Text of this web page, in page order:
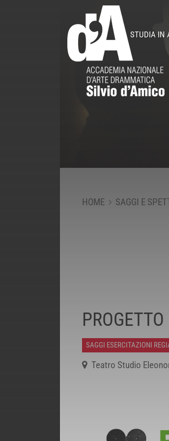
STUDIA IN
HOME SAGGI E
SAGGI ESERCITAZIONI
Teatro Studio